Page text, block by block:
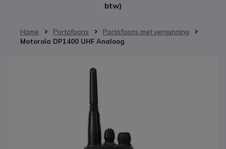
btw)
Home Portofoons
Portofoons met vergunning
Motorola DP1400 UHF Analoog